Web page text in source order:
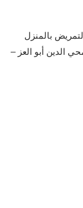
بالمنزل
– محي الدين أبو العز –